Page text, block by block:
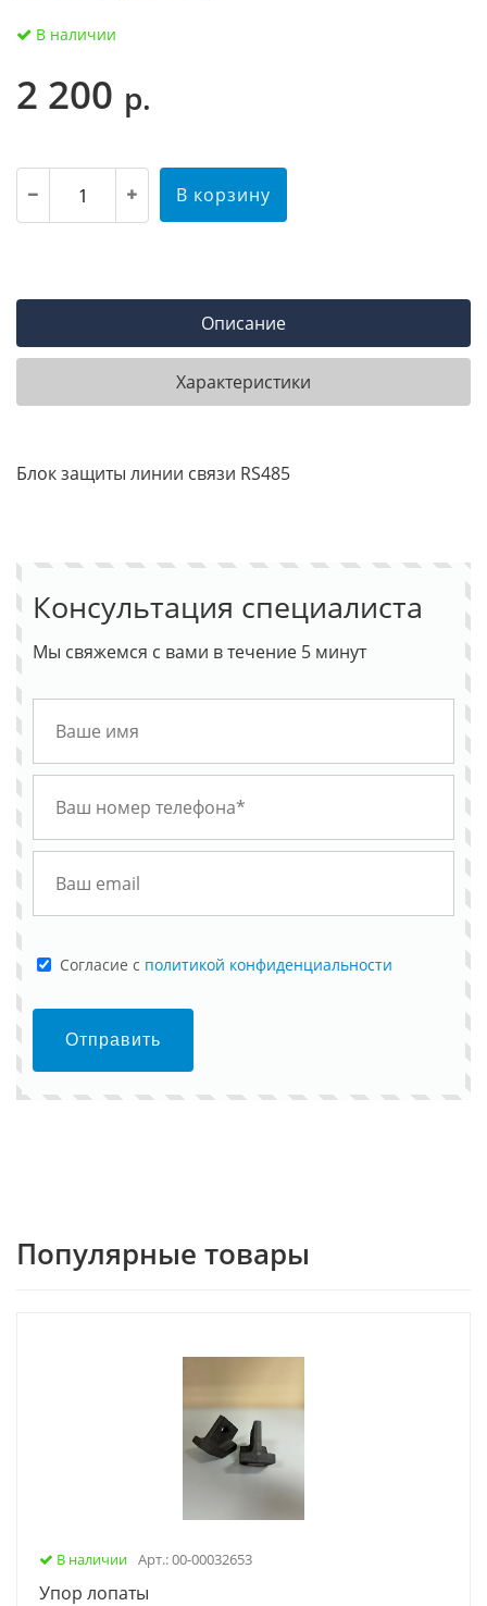
В наличии
2 200 р.
В корзину
Описание
Характеристики
Блок защиты линии связи RS485
Консультация специалиста
Мы свяжемся с вами в течение 5 минут
Cогласие с политикой конфиденциальности
Отправить
Популярные товары
В наличии Арт.: 00-00032653
Упор лопаты